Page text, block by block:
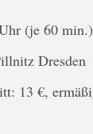
(je 60 min.)
Dresden
13 €,